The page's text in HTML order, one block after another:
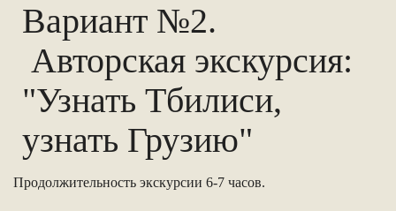
Вариант №2.
Авторская экскурсия:
"Узнать Тбилиси,
узнать Грузию"
Продолжительность экскурсии 6-7 часов.